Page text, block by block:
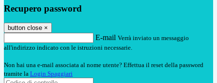
Recupero password
button close ×
E-mail Verrà inviato un messaggio
all'indirizzo indicato con le istruzioni necessarie.
Non hai una e-mail associata al nome utente? Effettua il reset della password
tramite la Login Spaggiari